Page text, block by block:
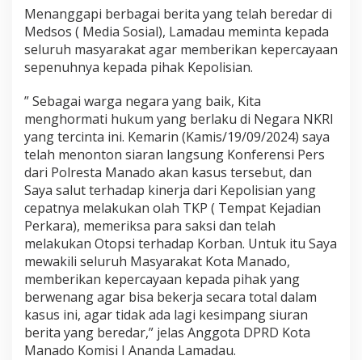
Menanggapi berbagai berita yang telah beredar di
Medsos ( Media Sosial), Lamadau meminta kepada
seluruh masyarakat agar memberikan kepercayaan
sepenuhnya kepada pihak Kepolisian.
” Sebagai warga negara yang baik, Kita
menghormati hukum yang berlaku di Negara NKRI
yang tercinta ini. Kemarin (Kamis/19/09/2024) saya
telah menonton siaran langsung Konferensi Pers
dari Polresta Manado akan kasus tersebut, dan
Saya salut terhadap kinerja dari Kepolisian yang
cepatnya melakukan olah TKP ( Tempat Kejadian
Perkara), memeriksa para saksi dan telah
melakukan Otopsi terhadap Korban. Untuk itu Saya
mewakili seluruh Masyarakat Kota Manado,
memberikan kepercayaan kepada pihak yang
berwenang agar bisa bekerja secara total dalam
kasus ini, agar tidak ada lagi kesimpang siuran
berita yang beredar,” jelas Anggota DPRD Kota
Manado Komisi I Ananda Lamadau.